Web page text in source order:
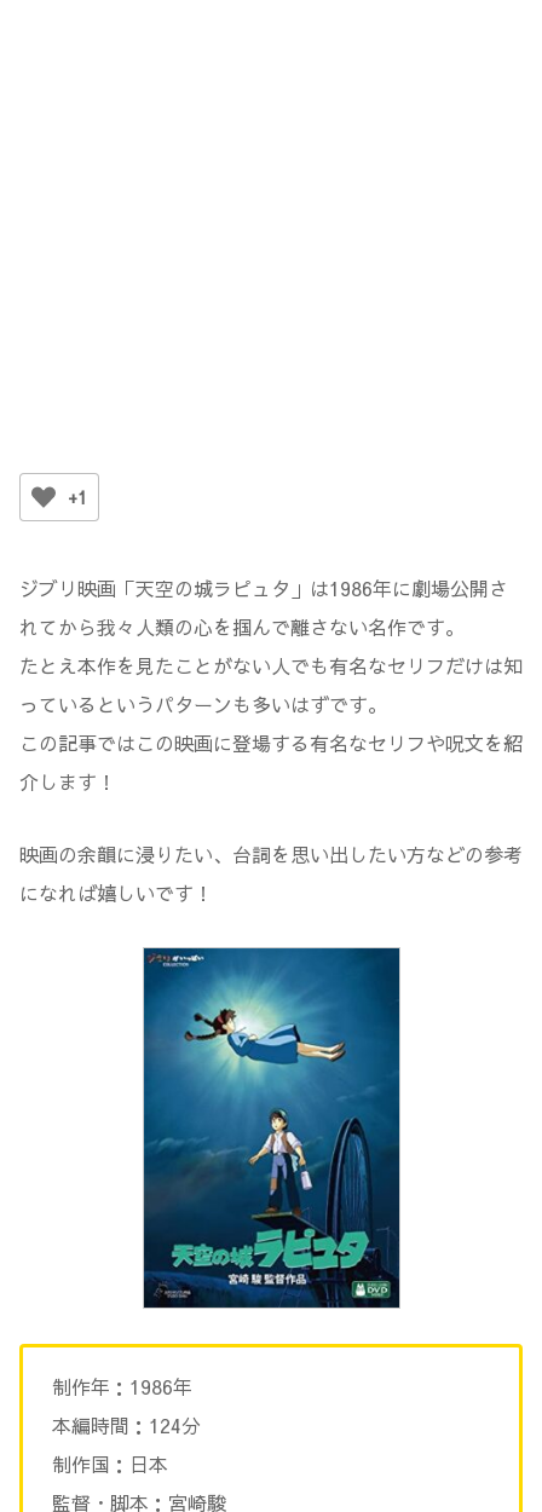
+1
ジブリ映画「天空の城ラピュタ」は1986年に劇場公開さ
れてから我々人類の心を掴んで離さない名作です。
たとえ本作を見たことがない人でも有名なセリフだけは知
っているというパターンも多いはずです。
この記事ではこの映画に登場する有名なセリフや呪文を紹
介します！
映画の余韻に浸りたい、台詞を思い出したい方などの参考
になれば嬉しいです！
制作年：1986年
本編時間：124分
制作国：日本
監督・脚本：宮崎駿